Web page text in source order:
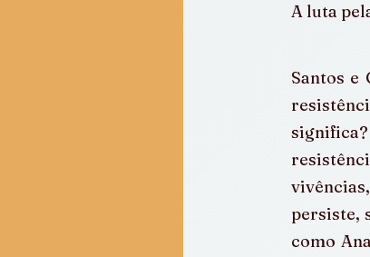
A luta
Santos e
persiste,
como